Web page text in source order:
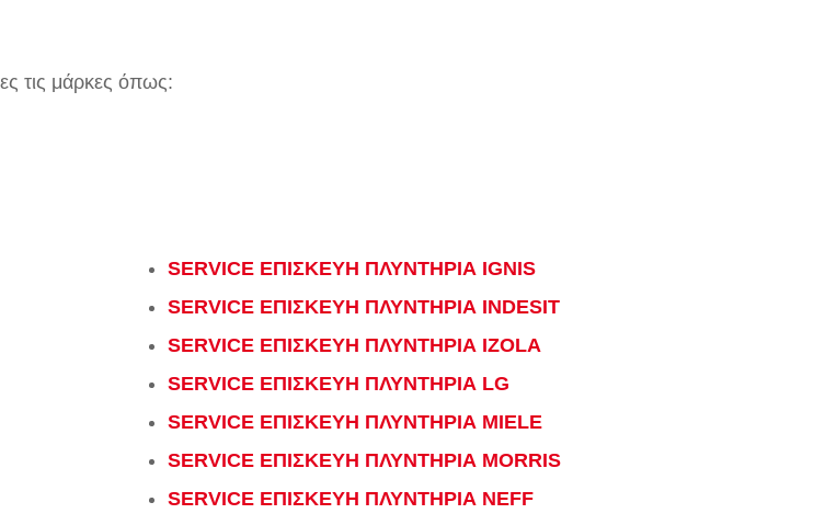
τις μάρκες όπως:
SERVICE ΕΠΙΣΚΕΥΗ ΠΛΥΝΤΗΡΙΑ IGNIS
SERVICE ΕΠΙΣΚΕΥΗ ΠΛΥΝΤΗΡΙΑ INDESIT
SERVICE ΕΠΙΣΚΕΥΗ ΠΛΥΝΤΗΡΙΑ IZOLA
SERVICE ΕΠΙΣΚΕΥΗ ΠΛΥΝΤΗΡΙΑ LG
SERVICE ΕΠΙΣΚΕΥΗ ΠΛΥΝΤΗΡΙΑ MIELE
SERVICE ΕΠΙΣΚΕΥΗ ΠΛΥΝΤΗΡΙΑ MORRIS
SERVICE ΕΠΙΣΚΕΥΗ ΠΛΥΝΤΗΡΙΑ NEFF